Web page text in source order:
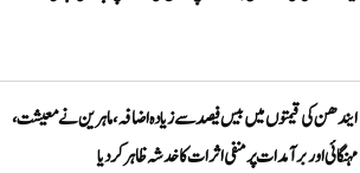
ایندھن کی قیمتوں میں بیس فیصد سے زیادہ اضافہ، ماہرین نے معیشت،
مہنگائی اور برآمدات پر منفی اثرات کا خدشہ ظاہر کر دیا